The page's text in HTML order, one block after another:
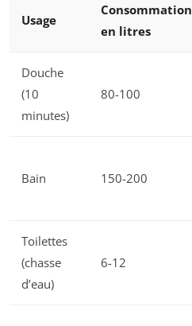
Usage
Consommation
en litres
Douche
(10
minutes)
80-100
Bain 150-200
Toilettes
(chasse
d’eau)
6-12